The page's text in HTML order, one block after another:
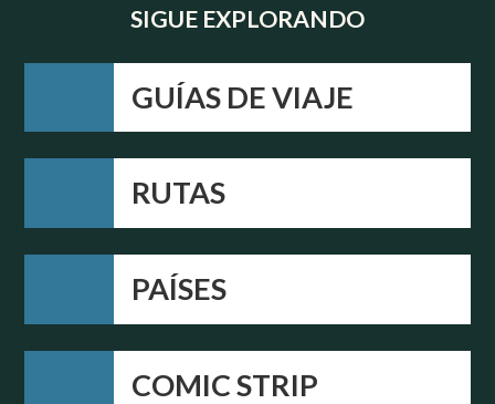
SIGUE EXPLORANDO
GUÍAS DE VIAJE
RUTAS
PAÍSES
COMIC STRIP